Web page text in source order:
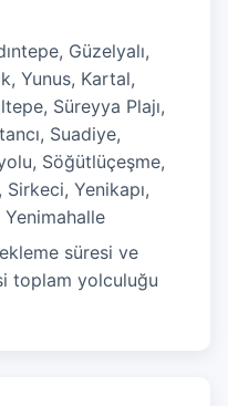
Güzelyalı,
Yunus, Kartal,
Süreyya Plajı,
Suadiye,
Söğütlüçeşme,
Sirkeci, Yenikapı,
Yenimahalle
süresi ve
toplam yolculuğu